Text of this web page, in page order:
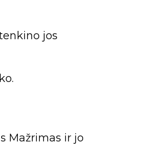
jos
Mažrimas ir jo